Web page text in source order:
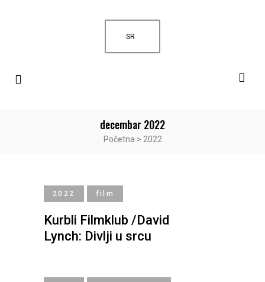
SR
decembar 2022
Početna > 2022
2022 film
Kurbli Filmklub /David
Lynch: Divlji u srcu